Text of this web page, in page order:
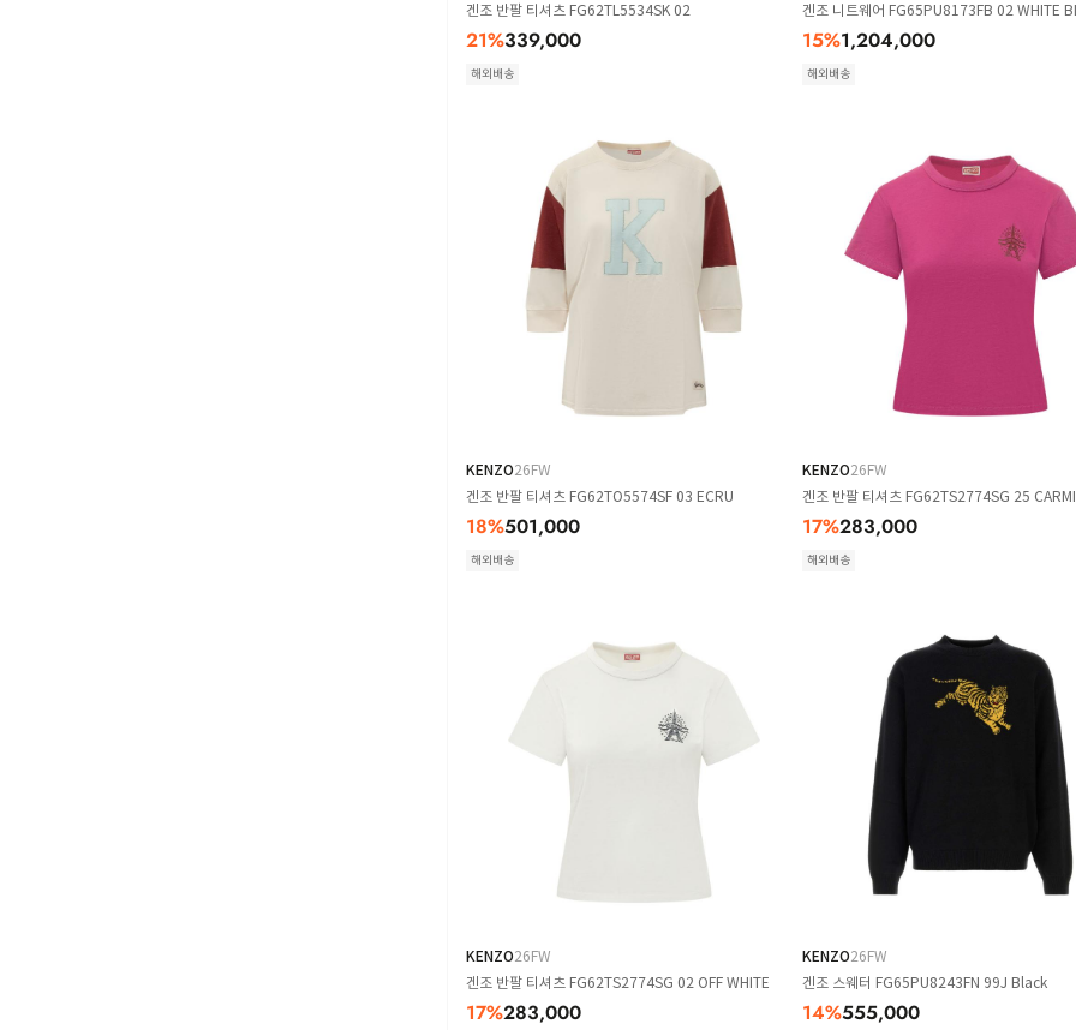
겐조 반팔 티셔츠 FG62TL5534SK 02
21%339,000
해외배송
겐조 니트웨어 FG65PU8173FB 02 WHITE
15%1,204,000
해외배송
KENZO26FW
겐조 반팔 티셔츠 FG62TO5574SF 03 ECRU
18%501,000
해외배송
KENZO26FW
겐조 반팔 티셔츠 FG62TS2774SG 25
17%283,000
해외배송
KENZO26FW
겐조 반팔 티셔츠 FG62TS2774SG 02 OFF WHITE
17%283,000
KENZO26FW
겐조 스웨터 FG65PU8243FN 99J Black
14%555,000